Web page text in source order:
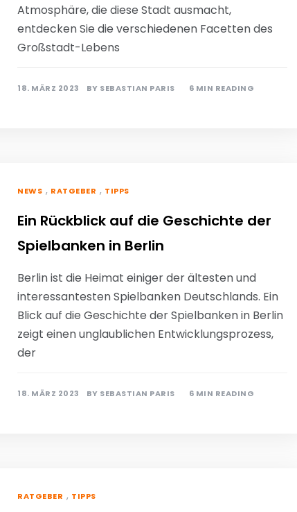
Atmosphäre, die diese Stadt ausmacht,
entdecken Sie die verschiedenen Facetten des
Großstadt-Lebens
18. MÄRZ 2023 BY SEBASTIAN PARIS 6 MIN READING
NEWS , RATGEBER , TIPPS
Ein Rückblick auf die Geschichte der
Spielbanken in Berlin
Berlin ist die Heimat einiger der ältesten und
interessantesten Spielbanken Deutschlands. Ein
Blick auf die Geschichte der Spielbanken in Berlin
zeigt einen unglaublichen Entwicklungsprozess,
der
18. MÄRZ 2023 BY SEBASTIAN PARIS 6 MIN READING
RATGEBER , TIPPS